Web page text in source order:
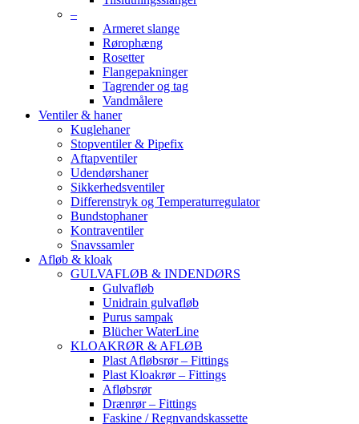
–
Armeret slange
Rørophæng
Rosetter
Flangepakninger
Tagrender og tag
Vandmålere
Ventiler & haner
Kuglehaner
Stopventiler & Pipefix
Aftapventiler
Udendørshaner
Sikkerhedsventiler
Differenstryk og Temperaturregulator
Bundstophaner
Kontraventiler
Snavssamler
Afløb & kloak
GULVAFLØB & INDENDØRS
Gulvafløb
Unidrain gulvafløb
Purus sampak
Blücher WaterLine
KLOAKRØR & AFLØB
Plast Afløbsrør – Fittings
Plast Kloakrør – Fittings
Afløbsrør
Drænrør – Fittings
Faskine / Regnvandskassette